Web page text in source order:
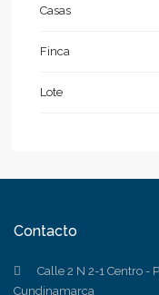
Casas
Finca
Lote
Contacto
Calle 2 N 2-1 Centro -
Cundinamarca